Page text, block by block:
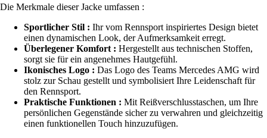
Die Merkmale dieser Jacke umfassen :
Sportlicher Stil : Ihr vom Rennsport inspiriertes Design bietet
einen dynamischen Look, der Aufmerksamkeit erregt.
Überlegener Komfort : Hergestellt aus technischen Stoffen,
sorgt sie für ein angenehmes Hautgefühl.
Ikonisches Logo : Das Logo des Teams Mercedes AMG wird
stolz zur Schau gestellt und symbolisiert Ihre Leidenschaft für
den Rennsport.
Praktische Funktionen : Mit Reißverschlusstaschen, um Ihre
persönlichen Gegenstände sicher zu verwahren und gleichzeitig
einen funktionellen Touch hinzuzufügen.